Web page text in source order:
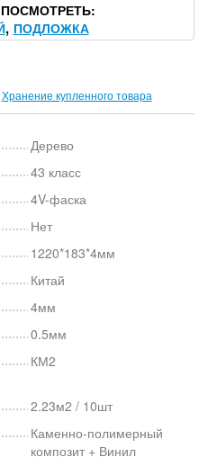
ПОДЛОЖКА
Хранение купленного товара
Дерево
43 класс
4V-фаска
Нет
1220*183*4мм
Китай
4мм
0.5мм
КМ2
2.23м2 / 10шт
Каменно-полимерный
композит + Винил